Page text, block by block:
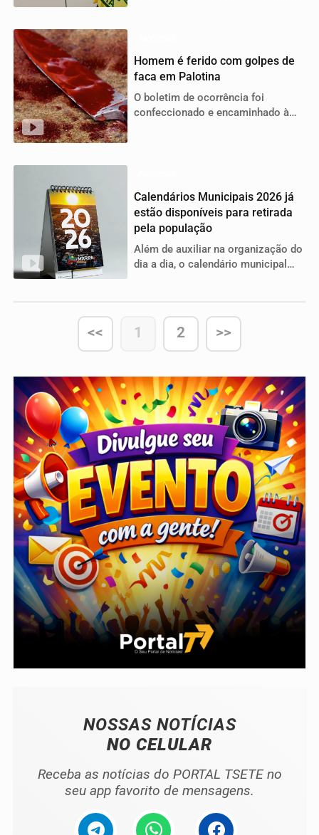
Homem é ferido com golpes de
faca em Palotina
O boletim de ocorrência foi
confeccionado e encaminhado à
Calendários Municipais 2026 já
estão disponíveis para retirada
pela população
Além de auxiliar na organização do
dia a dia, o calendário municipal
<< 1 2 >>
NOSSAS NOTÍCIAS
NO CELULAR
Receba as notícias do PORTAL TSETE no
seu app favorito de mensagens.